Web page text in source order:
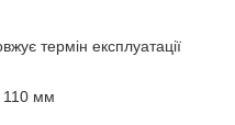
термін експлуатації
110 мм